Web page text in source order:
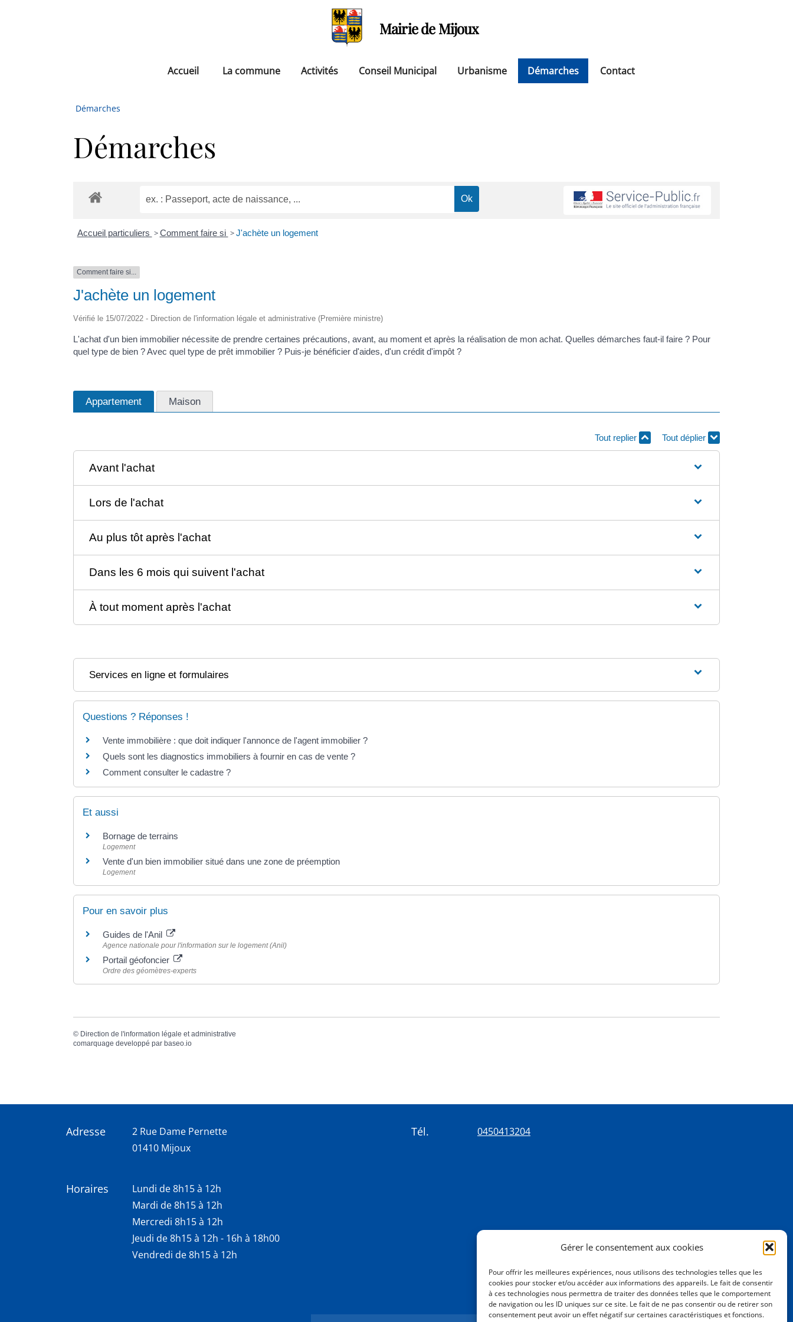
Gérer le consentement aux cookies
Pour offrir les meilleures expériences, nous utilisons des technologies telles que les
cookies pour stocker et/ou accéder aux informations des appareils. Le fait de consentir
à ces technologies nous permettra de traiter des données telles que le comportement
de navigation ou les ID uniques sur ce site. Le fait de ne pas consentir ou de retirer son
consentement peut avoir un effet négatif sur certaines caractéristiques et fonctions.
Mairie de Mijoux
Accueil La commune Activités Conseil Municipal Urbanisme Démarches Contact
Démarches
Démarches
Accueil particuliers > Comment faire si > J'achète un logement
Comment faire si...
J'achète un logement
Vérifié le 15/07/2022 - Direction de l'information légale et administrative (Première ministre)
L'achat d'un bien immobilier nécessite de prendre certaines précautions, avant, au moment et après la réalisation de mon achat. Quelles démarches faut-il faire ? Pour
quel type de bien ? Avec quel type de prêt immobilier ? Puis-je bénéficier d'aides, d'un crédit d'impôt ?
Appartement Maison
Tout replier Tout déplier
Avant l'achat
Lors de l'achat
Au plus tôt après l'achat
Dans les 6 mois qui suivent l'achat
À tout moment après l'achat
Services en ligne et formulaires
Questions ? Réponses !
Vente immobilière : que doit indiquer l'annonce de l'agent immobilier ?
Quels sont les diagnostics immobiliers à fournir en cas de vente ?
Comment consulter le cadastre ?
Et aussi
Bornage de terrains
Logement
Vente d'un bien immobilier situé dans une zone de préemption
Logement
Pour en savoir plus
Guides de l'Anil
Agence nationale pour l'information sur le logement (Anil)
Portail géofoncier
Ordre des géomètres-experts
© Direction de l'information légale et administrative
comarquage developpé par baseo.io
Adresse
2 Rue Dame Pernette
01410 Mijoux
Horaires
Lundi de 8h15 à 12h
Mardi de 8h15 à 12h
Mercredi 8h15 à 12h
Jeudi de 8h15 à 12h - 16h à 18h00
Vendredi de 8h15 à 12h
Tél. 0450413204